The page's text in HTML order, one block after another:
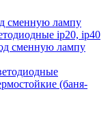
сменную лампу
ip20, ip40
сменную лампу
(баня-